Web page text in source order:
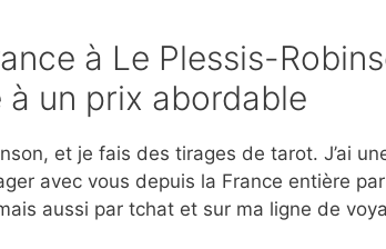
à Le Plessis-
un prix abordable
et je fais des tirages de tarot. J’ai
avec vous depuis la France entière
aussi par tchat et sur ma ligne de